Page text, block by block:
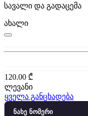
სავალი და გადაცემა
ახალი
120.00 ₾
ლევანი
ყველა განცხადება
ნახე ნომერი